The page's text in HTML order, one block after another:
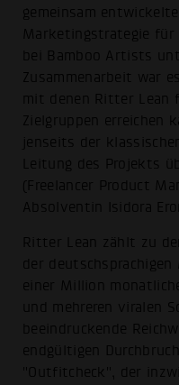
gemeinsam
Marketingstrategie
bei Bamboo Artists
Zusammenarbeit war
mit denen Ritter Lean
Zielgruppen erreichen
jenseits der
Leitung des Projekts
(Freelancer Product
Absolventin Isidora
Ritter Lean zählt zu
der
einer Million
und mehreren viralen
beeindruckende
endgültigen
"Outfitcheck", der